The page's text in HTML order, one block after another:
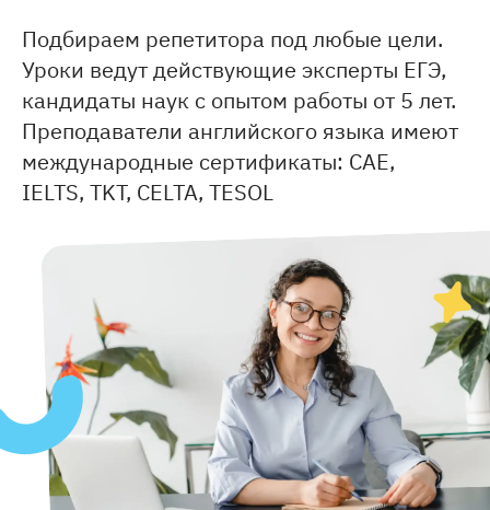
Подбираем репетитора под любые цели.
Уроки ведут действующие эксперты ЕГЭ,
кандидаты наук с опытом работы от 5 лет.
Преподаватели английского языка имеют
международные сертификаты: CAE,
IELTS, TKT, CELTA, TESOL